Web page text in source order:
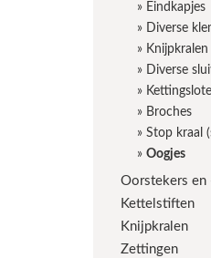
» Eindkapjes
» Diverse
»
» Diverse
»
» Broches
» Stop kraal
» Oogjes
Oorstekers en
Kettelstiften
Knijpkralen
Zettingen